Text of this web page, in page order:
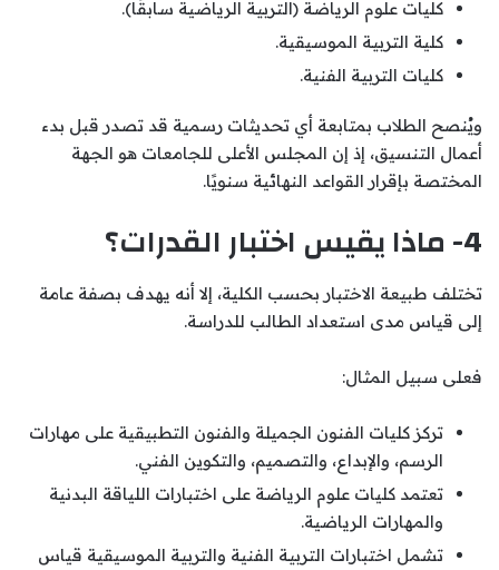
كليات علوم الرياضة (التربية الرياضية سابقًا).
كلية التربية الموسيقية.
كليات التربية الفنية.
ويُنصح الطلاب بمتابعة أي تحديثات رسمية قد تصدر قبل بدء
أعمال التنسيق، إذ إن المجلس الأعلى للجامعات هو الجهة
المختصة بإقرار القواعد النهائية سنويًا.
4- ماذا يقيس اختبار القدرات؟
تختلف طبيعة الاختبار بحسب الكلية، إلا أنه يهدف بصفة عامة
إلى قياس مدى استعداد الطالب للدراسة.
فعلى سبيل المثال:
تركز كليات الفنون الجميلة والفنون التطبيقية على مهارات
الرسم، والإبداع، والتصميم، والتكوين الفني.
تعتمد كليات علوم الرياضة على اختبارات اللياقة البدنية
والمهارات الرياضية.
تشمل اختبارات التربية الفنية والتربية الموسيقية قياس